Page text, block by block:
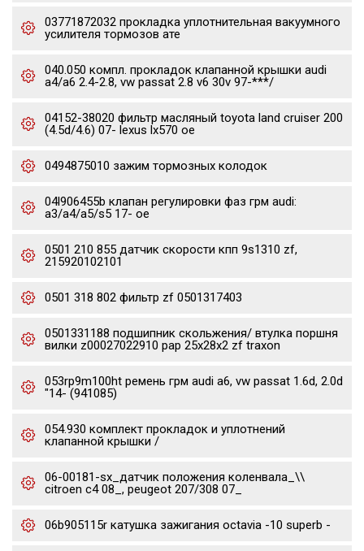
03771872032 прокладка уплотнительная вакуумного
усилителя тормозов ате
040.050 компл. прокладок клапанной крышки audi
a4/a6 2.4-2.8, vw passat 2.8 v6 30v 97-***/
04152-38020 фильтр масляный toyota land cruiser 200
(4.5d/4.6) 07- lexus lx570 oe
0494875010 зажим тормозных колодок
04l906455b клапан регулировки фаз грм audi:
a3/a4/a5/s5 17- oe
0501 210 855 датчик скорости кпп 9s1310 zf,
215920102101
0501 318 802 фильтр zf 0501317403
0501331188 подшипник скольжения/ втулка поршня
вилки z00027022910 pap 25x28x2 zf traxon
053rp9m100ht ремень грм audi a6, vw passat 1.6d, 2.0d
"14- (941085)
054.930 комплект прокладок и уплотнений
клапанной крышки /
06-00181-sx_датчик положения коленвала_\\
citroen c4 08_, peugeot 207/308 07_
06b905115r катушка зажигания octavia -10 superb -